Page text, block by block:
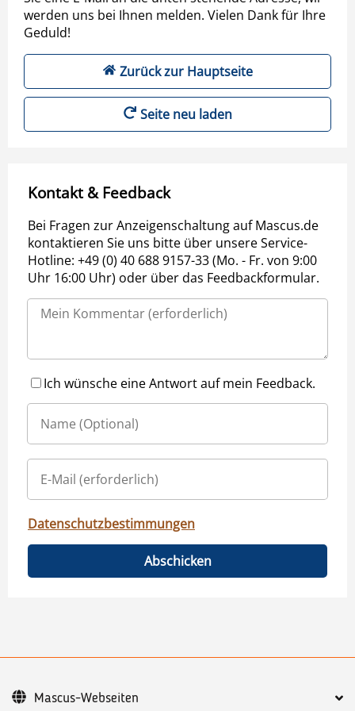
werden uns bei Ihnen melden. Vielen Dank für Ihre
Geduld!
Zurück zur Hauptseite
Seite neu laden
Kontakt & Feedback
Bei Fragen zur Anzeigenschaltung auf Mascus.de
kontaktieren Sie uns bitte über unsere Service-
Hotline: +49 (0) 40 688 9157-33 (Mo. - Fr. von 9:00
Uhr 16:00 Uhr) oder über das Feedbackformular.
Ich wünsche eine Antwort auf mein Feedback.
Datenschutzbestimmungen
Abschicken
Mascus-Webseiten